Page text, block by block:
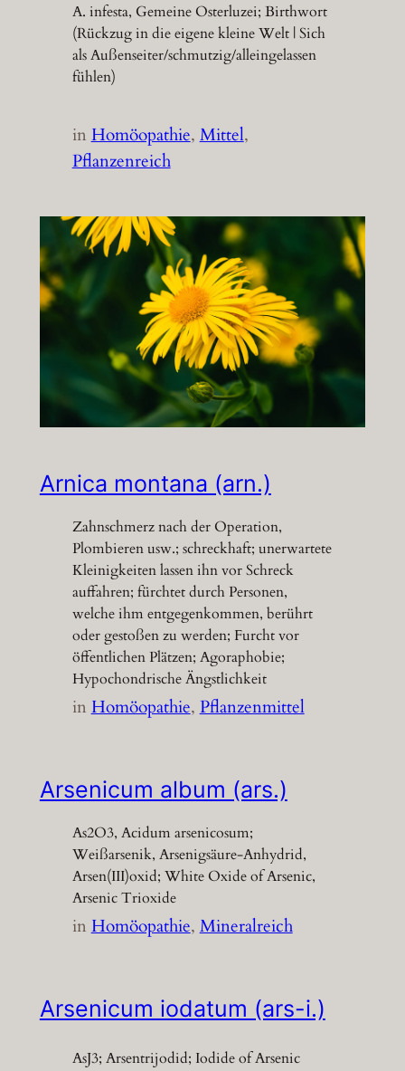
A. infesta, Gemeine Osterluzei; Birthwort
(Rückzug in die eigene kleine Welt | Sich
als Außenseiter/schmutzig/alleingelassen
fühlen)
inHomöopathie, Mittel
Pflanzenreich
Arnica montana (arn.)
Zahnschmerz nach der Operation,
Plombieren usw.; schreckhaft; unerwartete
Kleinigkeiten lassen ihn vor Schreck
auffahren; fürchtet durch Personen,
welche ihm entgegenkommen, berührt
oder gestoßen zu werden; Furcht vor
öffentlichen Plätzen; Agoraphobie;
Hypochondrische Ängstlichkeit
inHomöopathie, Pflanzenmittel
Arsenicum album (ars.)
As2O3, Acidum arsenicosum;
Weißarsenik, Arsenigsäure-Anhydrid,
Arsen(III)oxid; White Oxide of Arsenic,
Arsenic Trioxide
inHomöopathie, Mineralreich
Arsenicum iodatum (ars-i.)
AsJ3; Arsentrijodid; Iodide of Arsenic